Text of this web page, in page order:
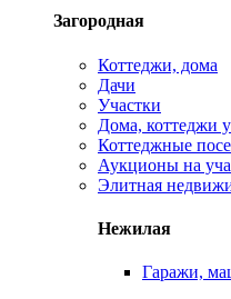
Загородная
Коттеджи, дома
Дачи
Участки
Дома, коттеджи у
Коттеджные
Аукционы на
Элитная
Нежилая
Гаражи,